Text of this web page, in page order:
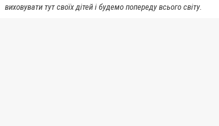
виховувати тут своїх дітей і будемо попереду всього світу.